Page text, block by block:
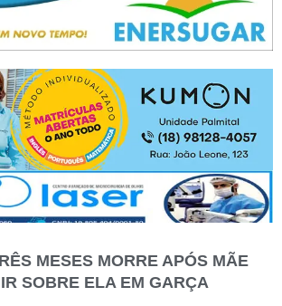
MESES MORRE APÓS MÃE
SOBRE ELA EM GARÇA